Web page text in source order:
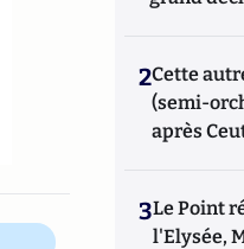
2Cette
(semi-
après
3Le Point
l'Elysée,